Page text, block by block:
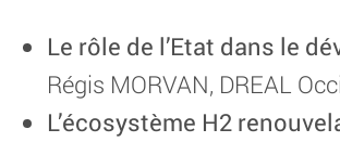
Le rôle de l’Etat dans le
Régis MORVAN, DREAL
L’écosystème H2